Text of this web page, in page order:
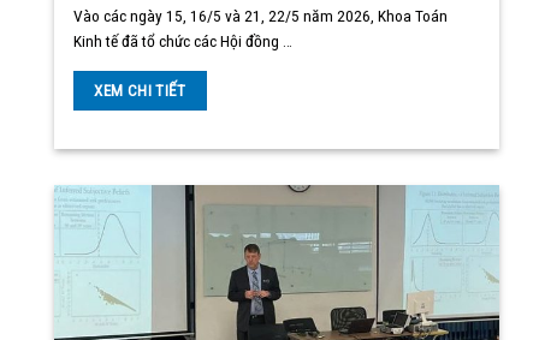
Vào các ngày 15, 16/5 và 21, 22/5 năm 2026, Khoa Toán
Kinh tế đã tổ chức các Hội đồng …
XEM CHI TIẾT